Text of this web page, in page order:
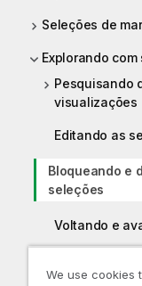
Seleções de
Explorando
Pesquisando
visualizações
Editando as
Bloqueando e
seleções
Voltando e
We use cookies